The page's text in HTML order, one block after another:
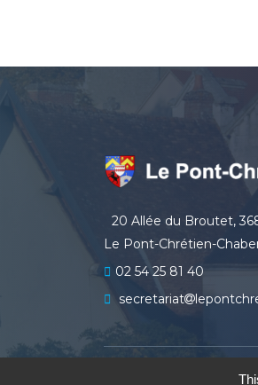
20 Allée du Broutet,
Le Pont-Chrétien-
02 54 25 81 40
secretariat